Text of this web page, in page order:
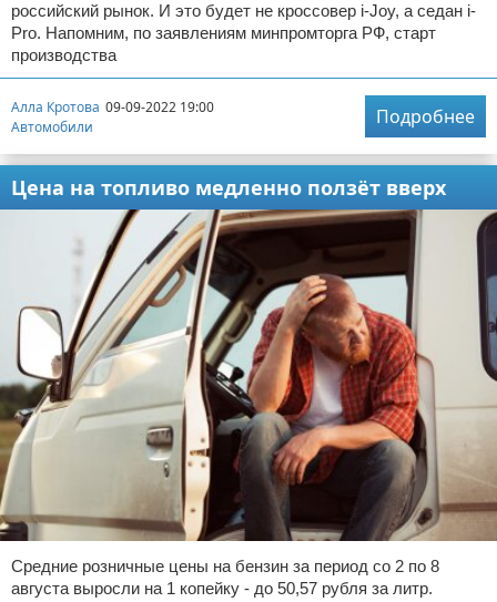
российский рынок. И это будет не кроссовер i-Joy, а седан i-
Pro. Напомним, по заявлениям минпромторга РФ, старт
производства
Алла Кротова 09-09-2022 19:00
Автомобили
Подробнее
Цена на топливо медленно ползёт вверх
Средние розничные цены на бензин за период со 2 по 8
августа выросли на 1 копейку - до 50,57 рубля за литр.